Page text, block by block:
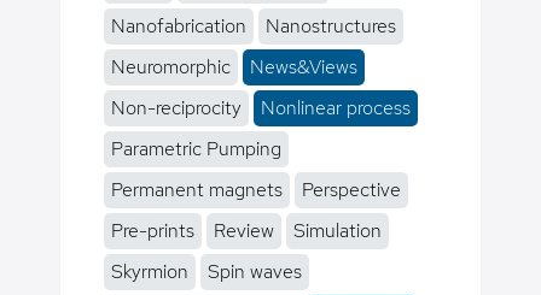
Nanofabrication
Nanostructures
Neuromorphic
News&Views
Non-reciprocity
Nonlinear process
Parametric Pumping
Permanent magnets
Perspective
Pre-prints
Review
Simulation
Skyrmion
Spin waves